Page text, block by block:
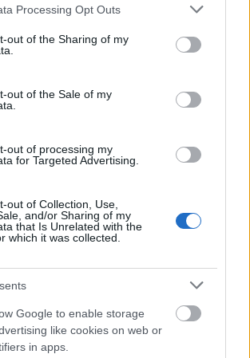
this website/app uses one or more Google
visit or usage behaviour. You may click to
to Google and its third-party tags to
below specified purposes in below Google
Processing Opt Outs
out of the Sharing of my
out of the Sale of my
out of processing my
for Targeted Advertising.
out of Collection, Use,
and/or Sharing of my
that Is Unrelated with the
which it was collected.
Google to enable storage
like cookies on web or
in apps.
kurvanagy egóján és arroganciáján
is, meg hát!
Oszt akkor még finom voltam. A
össze tudják ezt foglalni:
268. § Aki nagy nyilvánosság
megzavarására alkalmas
más jogszabály, avagy a
ellen általános